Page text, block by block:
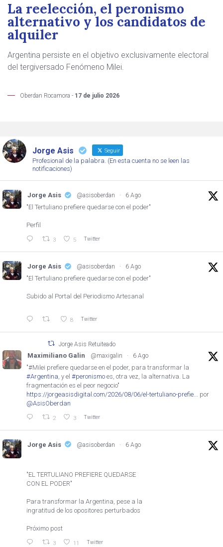
La reelección, el peronismo
alternativo y los candidatos de
alquiler
Argentina persiste en el objetivo exclusivamente electoral
del tergiversado Fenómeno Milei.
Oberdan Rocamora - 17 de julio 2026
Jorge Asis Seguir
Profesional de la palabra. (En esta cuenta no se leen las
notificaciones)
Jorge Asis @asisoberdan · 6 Ago
"El Tertuliano prefiere quedarse con el poder"
Perfil
3 5 Twitter
Jorge Asis @asisoberdan · 6 Ago
"El Tertuliano prefiere quedarse con el poder"
Subido al Portal del Periodismo Artesanal
8 Twitter
Jorge Asis Retuiteado
Maximiliano Galin @maxigalin · 6 Ago
"#Milei prefiere quedarse en el poder, para transformar la
#Argentina , y el #peronismo es, otra vez, la alternativa. La
fragmentación es el peor negocio"
https://jorgeasisdigital.com/2026/08/06/el-tertuliano-prefie...
por
@AsisOberdan
2 3 Twitter
Jorge Asis @asisoberdan · 6 Ago
"EL TERTULIANO PREFIERE QUEDARSE
CON EL PODER"
Para transformar la Argentina, pese a la
ingratitud de los opositores perturbados
Próximo post
3 11 Twitter